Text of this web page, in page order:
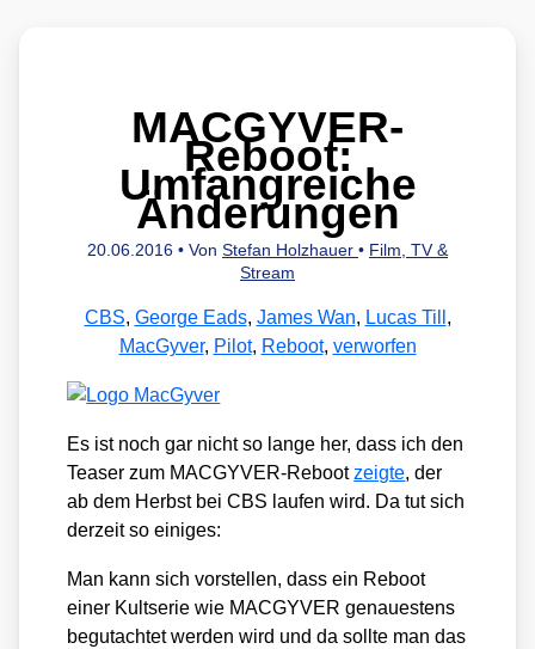
MACGYVER-
Reboot:
Umfangreiche
Änderungen
20.06.2016 • Von Stefan Holzhauer • Film, TV &
Stream
CBS, George Eads, James Wan, Lucas Till ,
MacGyver, Pilot, Reboot, verworfen
Es ist noch gar nicht so lan­ge her, dass ich den
Teaser zum MAC­GY­VER-Rebootzeig­te, der
ab dem Herbst bei CBS lau­fen wird. Da tut sich
der­zeit so eini­ges:
Man kann sich vor­stel­len, dass ein Reboot
einer Kult­se­rie wie MACGYVER genau­es­tens
begut­ach­tet wer­den wird und da soll­te man das